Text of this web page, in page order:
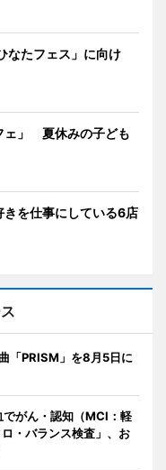
たフェス」に向け
ェ」 夏休みの子ども
を仕事にしている6店
「PRISM」を8月5日に
でがん・認知（MCI：軽
・バランス検査」、お